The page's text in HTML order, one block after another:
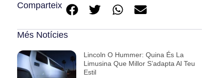
Comparteix
Més Notícies
Lincoln O Hummer: Quina És La
Limusina Que Millor S’adapta Al Teu
Estil